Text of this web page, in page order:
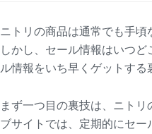
ニトリの商品は通常でも手頃
しかし、セール情報はいつ
ル情報をいち早くゲットする
まず一つ目の裏技は、ニト
ブサイトでは、定期的にセ